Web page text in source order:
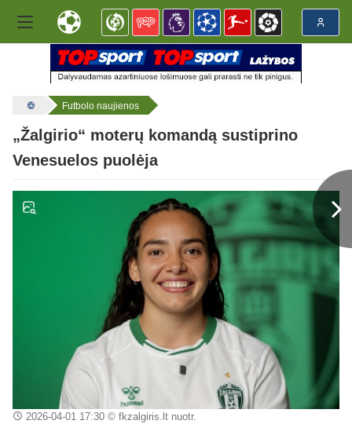
Futbolo naujienos
„Žalgirio“ moterų komandą sustiprino
Venesuelos puolėja
2026-04-01 17:30© fkzalgiris.lt nuotr.